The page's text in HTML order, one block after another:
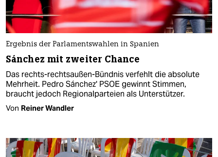
Ergebnis der Parlamentswahlen in Spanien
Sánchez mit zweiter Chance
Das rechts-rechtsaußen-Bündnis verfehlt die absolute
Mehrheit. Pedro Sánchez' PSOE gewinnt Stimmen,
braucht jedoch Regionalparteien als Unterstützer.
Von Reiner Wandler